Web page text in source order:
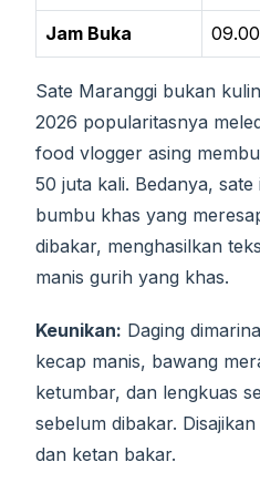
Jam Buka
Sate Maranggi bukan
2026 popularitasnya
food vlogger asing
50 juta kali. Bedanya,
bumbu khas yang
dibakar, menghasilkan
manis gurih yang khas.
Keunikan: Daging
kecap manis, bawang
ketumbar, dan lengkuas
sebelum dibakar.
dan ketan bakar.